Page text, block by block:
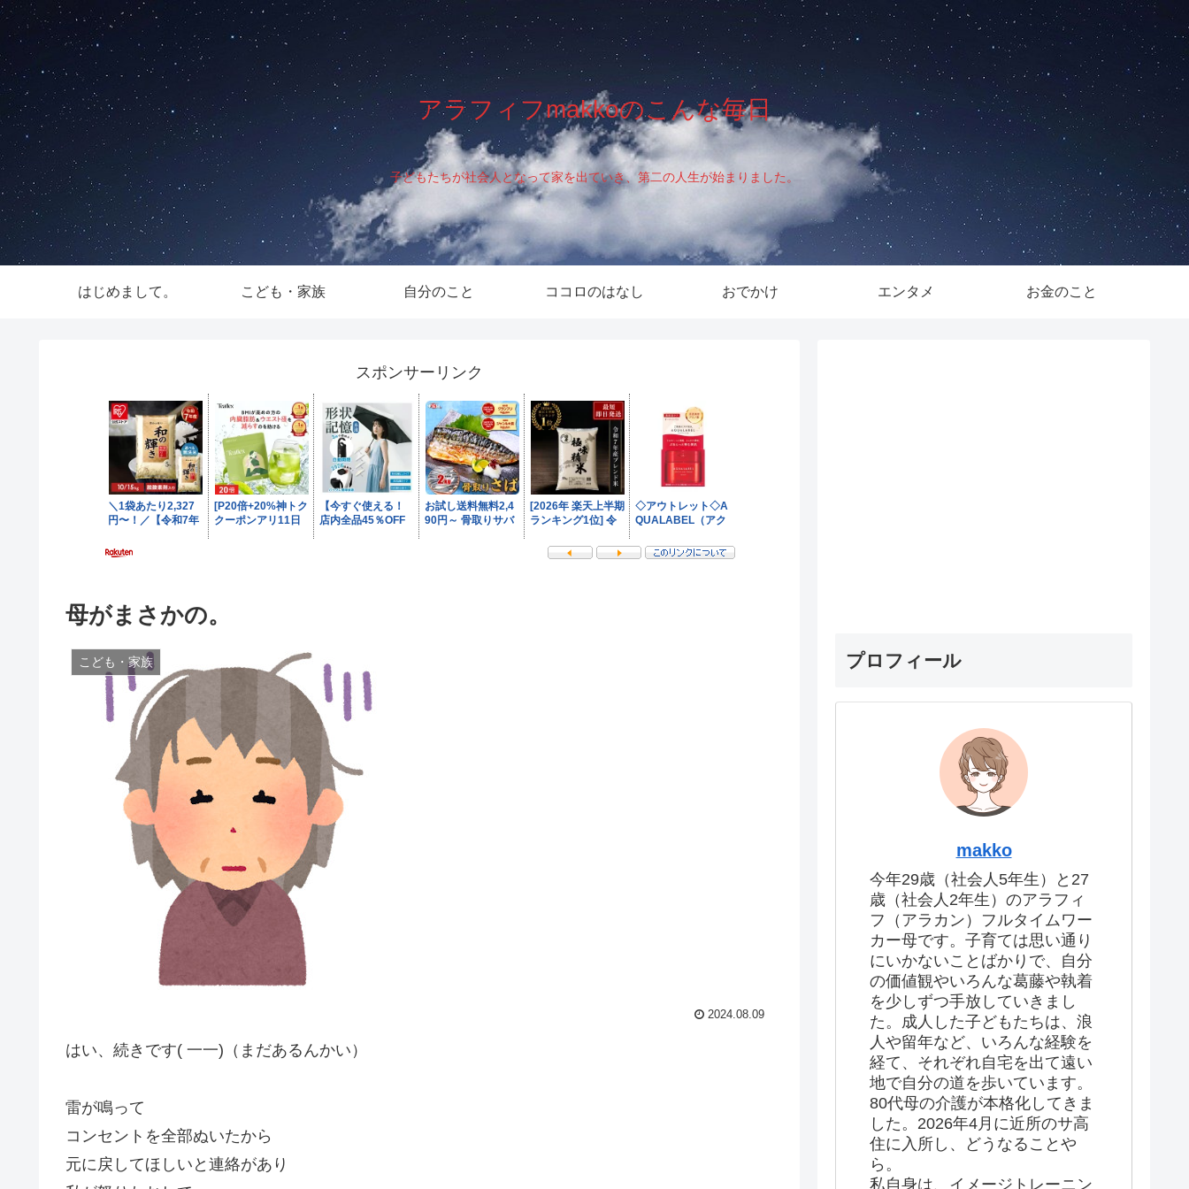
アラフィフmakkoのこんな毎日
子どもたちが社会人となって家を出ていき、第二の人生が始まりました。
はじめまして。 こども・家族 自分のこと ココロのはなし おでかけ エンタメ お金のこと
スポンサーリンク
母がまさかの。
こども・家族
2024.08.09
はい、続きです( 一一)（まだあるんかい）
雷が鳴って
コンセントを全部ぬいたから
元に戻してほしいと連絡があり
プロフィール
makko
今年29歳（社会人5年生）と27
歳（社会人2年生）のアラフィ
フ（アラカン）フルタイムワー
カー母です。子育ては思い通り
にいかないことばかりで、自分
の価値観やいろんな葛藤や執着
を少しずつ手放していきまし
た。成人した子どもたちは、浪
人や留年など、いろんな経験を
経て、それぞれ自宅を出て遠い
地で自分の道を歩いています。
80代母の介護が本格化してきま
した。2026年4月に近所のサ高
住に入所し、どうなることや
ら。
私自身は、イメージトレーニン